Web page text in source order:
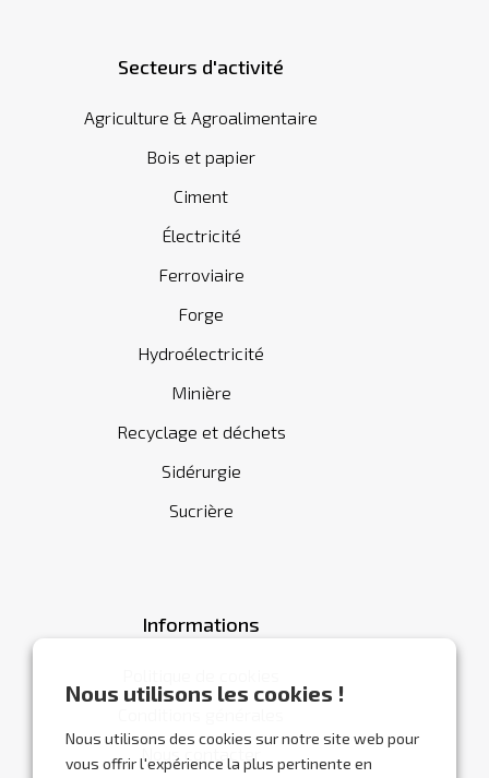
Nous utilisons les cookies !
Nous utilisons des cookies sur notre site web pour
vous offrir l'expérience la plus pertinente en
Secteurs d'activité
Agriculture & Agroalimentaire
Bois et papier
Ciment
Électricité
Ferroviaire
Forge
Hydroélectricité
Minière
Recyclage et déchets
Sidérurgie
Sucrière
Informations
Nous contacter